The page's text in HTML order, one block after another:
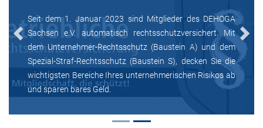
Seit dem 1. Januar 2023 sind Mitglieder des DEHOGA
Sachsen e.V. automatisch rechtsschutzversichert. Mit
dem Unternehmer-Rechtsschutz (Baustein A) und dem
Spezial-Straf-Rechtsschutz (Baustein S), decken Sie die
wichtigsten Bereiche Ihres unternehmerischen Risikos ab
und sparen bares Geld.
Previous Next